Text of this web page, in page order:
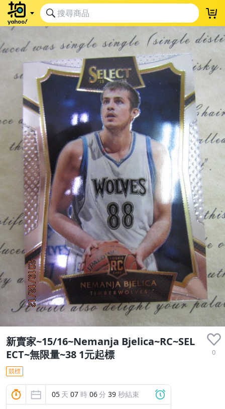
新賣家~15/16~Nemanja Bjelica~RC~SEL
ECT~無限量~38 1元起標
0
競標
05 天 07 時 06分 38 秒結束